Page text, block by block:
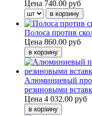
Цена 740.00 руб
Полоса против
Цена 860.00 руб
Алюминиевый
резиновыми
Цена 4 032.00 руб